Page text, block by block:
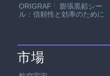
ORIGRAF ：
膨張黒鉛シー
ル：信頼性と効率のために
市場